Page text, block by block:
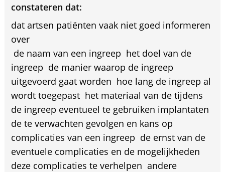
constateren dat:
dat artsen patiënten vaak niet goed informeren
over
 de naam van een ingreep  het doel van de
ingreep  de manier waarop de ingreep
uitgevoerd gaat worden  hoe lang de ingreep al
wordt toegepast  het materiaal van de tijdens
de ingreep eventueel te gebruiken implantaten 
de te verwachten gevolgen en kans op
complicaties van een ingreep  de ernst van de
eventuele complicaties en de mogelijkheden
deze complicaties te verhelpen  andere